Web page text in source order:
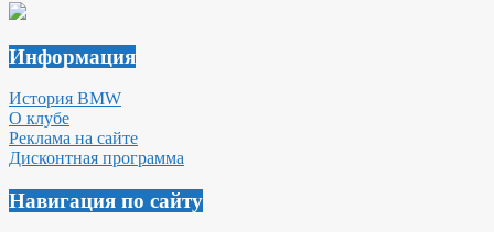
Информация
История BMW
О клубе
Реклама на сайте
Дисконтная программа
Навигация по сайту